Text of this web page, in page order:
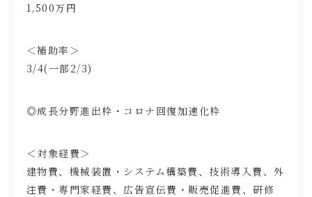
1,500万円
＜補助率＞
3/4(一部 2/3)
◎成長分野進出枠・コロナ回復加速化枠
＜対象経費＞
建物費、機械装置・システム構築費、技術導入費、外
注費・専門家経費、広告宣伝費・販売促進費、研修